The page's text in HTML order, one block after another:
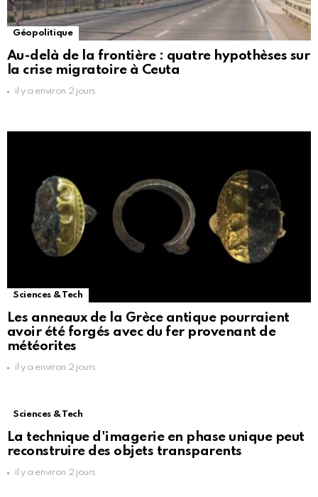
Géopolitique
Au-delà de la frontière : quatre hypothèses sur
la crise migratoire à Ceuta
il y a environ 2 jours
Sciences & Tech
Les anneaux de la Grèce antique pourraient
avoir été forgés avec du fer provenant de
météorites
il y a environ 2 jours
Sciences & Tech
La technique d'imagerie en phase unique peut
reconstruire des objets transparents
il y a environ 2 jours